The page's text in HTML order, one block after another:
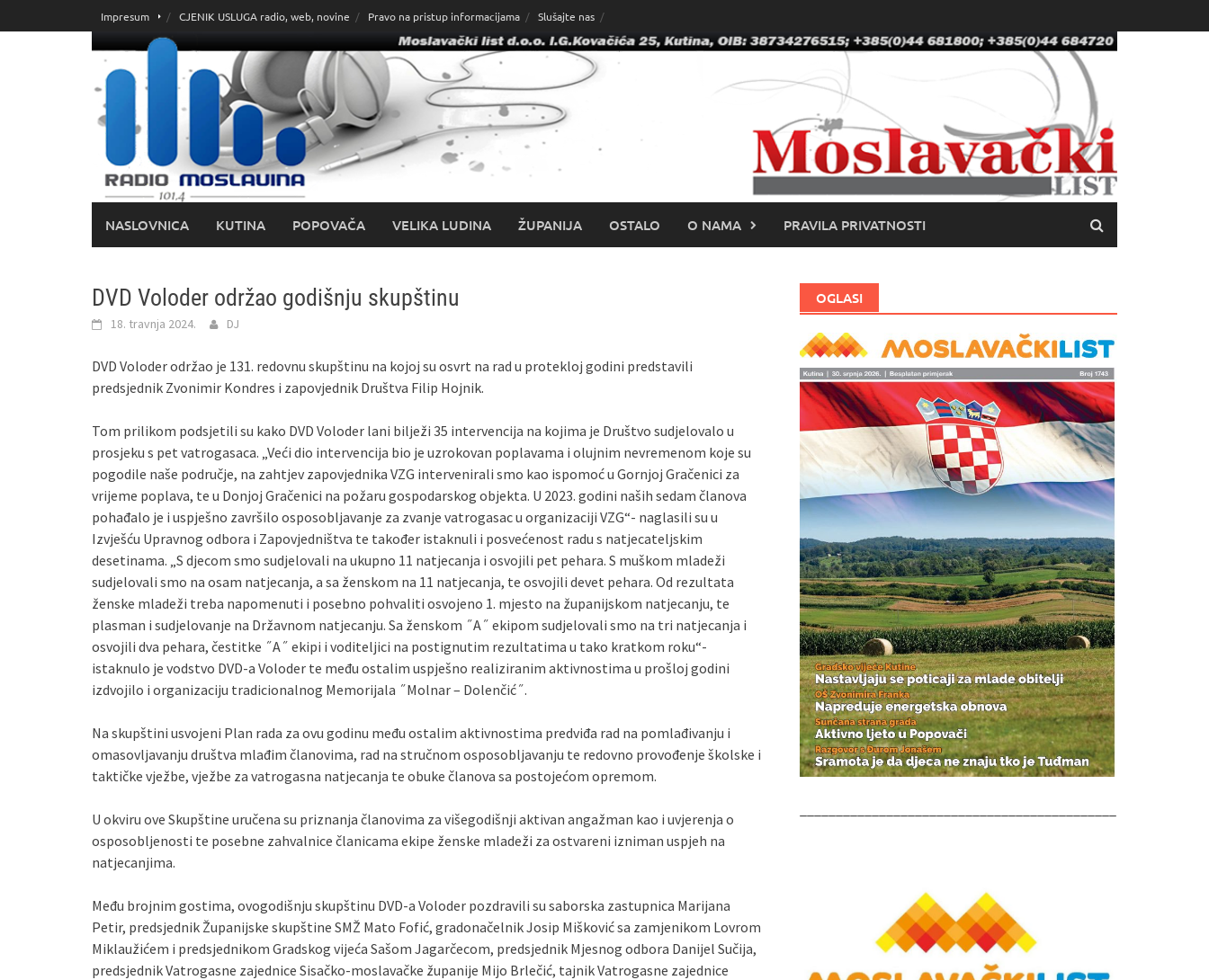
do
Impresum CJENIK USLUGA radio, web, novine Pravo na pristup informacijama Slušajte nas
NASLOVNICA KUTINA POPOVAČA VELIKA LUDINA ŽUPANIJA OSTALO O NAMA PRAVILA PRIVATNOSTI
DVD Voloder održao godišnju skupštinu
18. travnja 2024. DJ
DVD Voloder održao je 131. redovnu skupštinu na kojoj su osvrt na rad u protekloj godini predstavili
predsjednik Zvonimir Kondres i zapovjednik Društva Filip Hojnik.
Tom prilikom podsjetili su kako DVD Voloder lani bilježi 35 intervencija na kojima je Društvo sudjelovalo u
prosjeku s pet vatrogasaca. „Veći dio intervencija bio je uzrokovan poplavama i olujnim nevremenom koje su
pogodile naše područje, na zahtjev zapovjednika VZG intervenirali smo kao ispomoć u Gornjoj Gračenici za
vrijeme poplava, te u Donjoj Gračenici na požaru gospodarskog objekta. U 2023. godini naših sedam članova
pohađalo je i uspješno završilo osposobljavanje za zvanje vatrogasac u organizaciji VZG“- naglasili su u
Izvješću Upravnog odbora i Zapovjedništva te također istaknuli i posvećenost radu s natjecateljskim
desetinama. „S djecom smo sudjelovali na ukupno 11 natjecanja i osvojili pet pehara. S muškom mladeži
sudjelovali smo na osam natjecanja, a sa ženskom na 11 natjecanja, te osvojili devet pehara. Od rezultata
ženske mladeži treba napomenuti i posebno pohvaliti osvojeno 1. mjesto na županijskom natjecanju, te
plasman i sudjelovanje na Državnom natjecanju. Sa ženskom ˝A˝ ekipom sudjelovali smo na tri natjecanja i
osvojili dva pehara, čestitke ˝A˝ ekipi i voditeljici na postignutim rezultatima u tako kratkom roku“-
istaknulo je vodstvo DVD-a Voloder te među ostalim uspješno realiziranim aktivnostima u prošloj godini
izdvojilo i organizaciju tradicionalnog Memorijala ˝Molnar – Dolenčić˝.
Na skupštini usvojeni Plan rada za ovu godinu među ostalim aktivnostima predviđa rad na pomlađivanju i
omasovljavanju društva mlađim članovima, rad na stručnom osposobljavanju te redovno provođenje školske i
taktičke vježbe, vježbe za vatrogasna natjecanja te obuke članova sa postojećom opremom.
U okviru ove Skupštine uručena su priznanja članovima za višegodišnji aktivan angažman kao i uvjerenja o
osposobljenosti te posebne zahvalnice članicama ekipe ženske mladeži za ostvareni izniman uspjeh na
natjecanjima.
Među brojnim gostima, ovogodišnju skupštinu DVD-a Voloder pozdravili su saborska zastupnica Marijana
Petir, predsjednik Županijske skupštine SMŽ Mato Fofić, gradonačelnik Josip Mišković sa zamjenikom Lovrom
Miklaužićem i predsjednikom Gradskog vijeća Sašom Jagarčecom, predsjednik Mjesnog odbora Danijel Sučija,
predsjednik Vatrogasne zajednice Sisačko-moslavačke županije Mijo Brlečić, tajnik Vatrogasne zajednice
OGLASI